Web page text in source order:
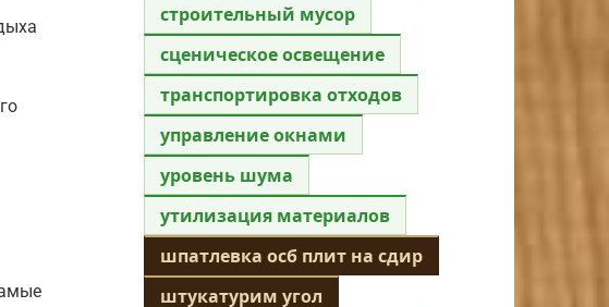
строительный мусор
сценическое освещение
транспортировка отходов
управление окнами
уровень шума
утилизация материалов
шпатлевка осб плит на сдир
штукатурим угол